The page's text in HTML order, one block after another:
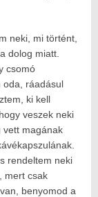
neki, mi történt,
dolog miatt.
csomó
oda, ráadásul
ki kell
veszek neki
vett magának
rendeltem neki
mert csak
benyomod a